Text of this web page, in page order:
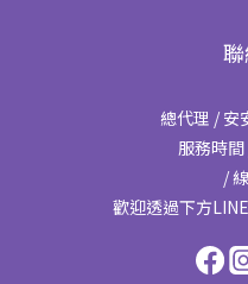
總代理 / 安
服務時
/
歡迎透過下方